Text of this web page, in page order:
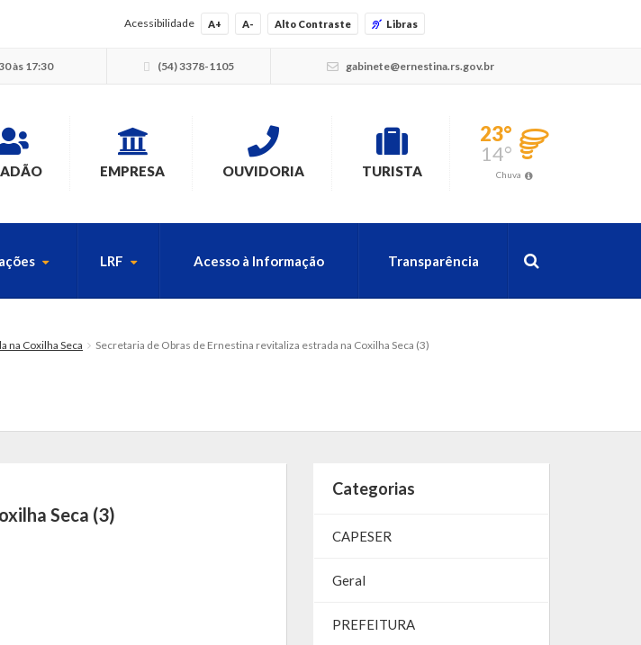
Acessibilidade A+ A- Alto Contraste Libras
às 17:30 (54) 3378-1105 gabinete@ernestina.rs.gov.br
EMPRESA OUVIDORIA TURISTA
23°
14°
Chuva
LRF Acesso à Informação Transparência
na Coxilha Seca Secretaria de Obras de Ernestina revitaliza estrada na Coxilha Seca (3)
Seca (3)
Categorias
CAPESER
Geral
PREFEITURA